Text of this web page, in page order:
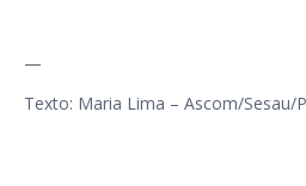
—
Texto: Maria Lima – Ascom/Sesau/